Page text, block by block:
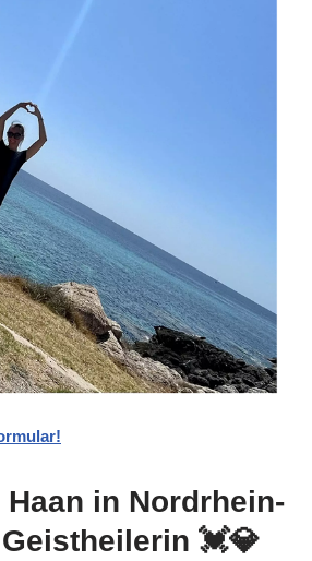
in Nordrhein-
💓️💎